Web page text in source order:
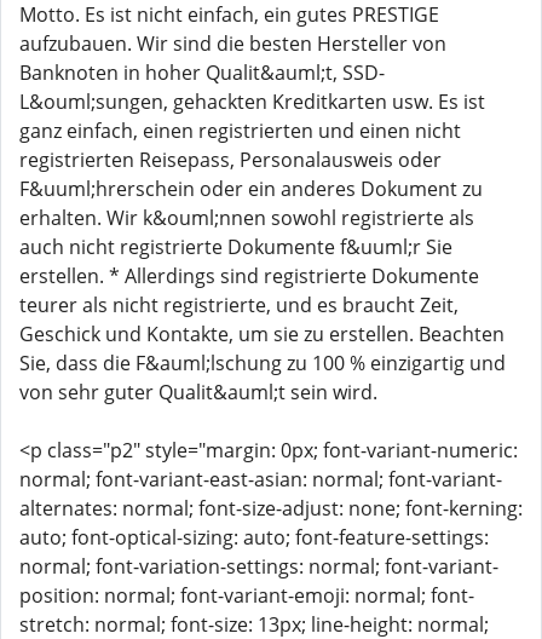
Motto. Es ist nicht einfach, ein gutes PRESTIGE
aufzubauen. Wir sind die besten Hersteller von
Banknoten in hoher Qualit&auml;t, SSD-
L&ouml;sungen, gehackten Kreditkarten usw. Es ist
ganz einfach, einen registrierten und einen nicht
registrierten Reisepass, Personalausweis oder
F&uuml;hrerschein oder ein anderes Dokument zu
erhalten. Wir k&ouml;nnen sowohl registrierte als
auch nicht registrierte Dokumente f&uuml;r Sie
erstellen. * Allerdings sind registrierte Dokumente
teurer als nicht registrierte, und es braucht Zeit,
Geschick und Kontakte, um sie zu erstellen. Beachten
Sie, dass die F&auml;lschung zu 100 % einzigartig und
von sehr guter Qualit&auml;t sein wird.
<p class="p2" style="margin: 0px; font-variant-numeric:
normal; font-variant-east-asian: normal; font-variant-
alternates: normal; font-size-adjust: none; font-kerning:
auto; font-optical-sizing: auto; font-feature-settings:
normal; font-variation-settings: normal; font-variant-
position: normal; font-variant-emoji: normal; font-
stretch: normal; font-size: 13px; line-height: normal;